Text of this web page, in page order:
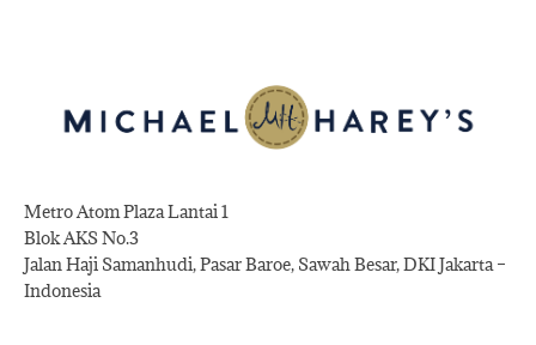
Metro Atom Plaza Lantai 1
Blok AKS No.3
Jalan Haji Samanhudi, Pasar Baroe, Sawah Besar, DKI Jakarta –
Indonesia